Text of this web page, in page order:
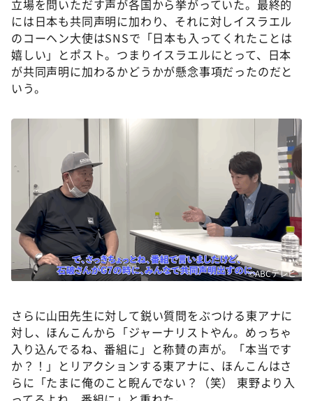
立場を問いただす声が各国から挙がっていた。最終的
には日本も共同声明に加わり、それに対しイスラエル
のコーヘン大使はSNSで「日本も入ってくれたことは
嬉しい」とポスト。つまりイスラエルにとって、日本
が共同声明に加わるかどうかが懸念事項だったのだと
いう。
©ABCテレビ
さらに山田先生に対して鋭い質問をぶつける東アナに
対し、ほんこんから「ジャーナリストやん。めっちゃ
入り込んでるね、番組に」と称賛の声が。「本当です
か？！」とリアクションする東アナに、ほんこんはさ
らに「たまに俺のこと睨んでない？（笑） 東野より入